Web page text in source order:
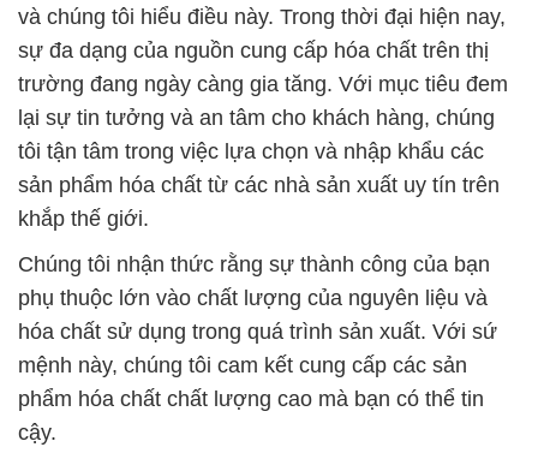
và chúng tôi hiểu điều này. Trong thời đại hiện nay,
sự đa dạng của nguồn cung cấp hóa chất trên thị
trường đang ngày càng gia tăng. Với mục tiêu đem
lại sự tin tưởng và an tâm cho khách hàng, chúng
tôi tận tâm trong việc lựa chọn và nhập khẩu các
sản phẩm hóa chất từ các nhà sản xuất uy tín trên
khắp thế giới.
Chúng tôi nhận thức rằng sự thành công của bạn
phụ thuộc lớn vào chất lượng của nguyên liệu và
hóa chất sử dụng trong quá trình sản xuất. Với sứ
mệnh này, chúng tôi cam kết cung cấp các sản
phẩm hóa chất chất lượng cao mà bạn có thể tin
cậy.